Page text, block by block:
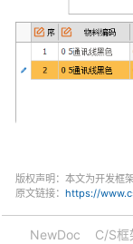
版权声明：本文为开发框
原文链接： https://
NewDoc C/S框